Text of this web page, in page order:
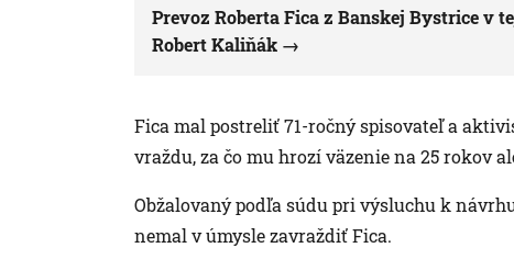
Prevoz Roberta Fica z Banskej Bystrice v
Robert Kaliňák
Fica mal postreliť 71-ročný spisovateľ a
vraždu, za čo mu hrozí väzenie na 25 rokov
Obžalovaný podľa súdu pri výsluchu k
nemal v úmysle zavraždiť Fica.